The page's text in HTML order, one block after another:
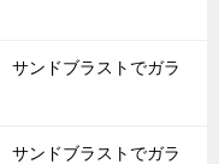
ンドブラストでガラ
ンドブラストでガラ